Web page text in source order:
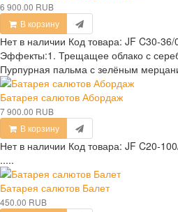
6 900.00 RUB
В корзину
Нет в наличии Код товара: JF C30-36/
Эффекты:1. Трещащее облако с
Пурпурная пальма с зелёным
Батарея салютов Абордаж
7 900.00 RUB
В корзину
Нет в наличии Код товара: JF C20-
.....
Батарея салютов Балет
450.00 RUB